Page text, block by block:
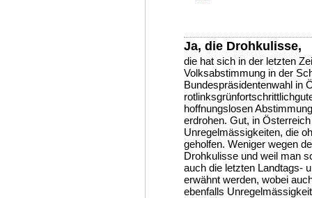
Ja, die Drohkulisse,
die hat sich in der letzten
Volksabstimmung in der
Bundespräsidentenwahl in
hoffnungslosen
erdrohen. Gut, in
Unregelmässigkeiten, die
geholfen. Weniger wegen
Drohkulisse und weil man
auch die letzten Landtags-
erwähnt werden, wobei
ebenfalls